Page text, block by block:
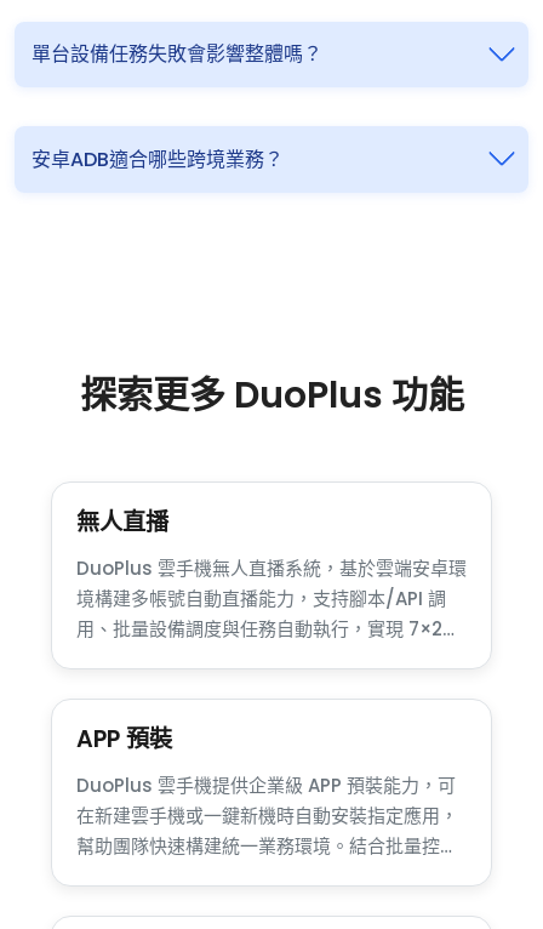
單台設備任務失敗會影響整體嗎？
安卓ADB適合哪些跨境業務？
探索更多 DuoPlus 功能
無人直播
DuoPlus 雲手機無人直播系統，基於雲端安卓環
境構建多帳號自動直播能力，支持腳本/API 調
用、批量設備調度與任務自動執行，實現 7×24
APP 預裝
DuoPlus 雲手機提供企業級 APP 預裝能力，可
在新建雲手機或一鍵新機時自動安裝指定應用，
幫助團隊快速構建統一業務環境。結合批量控制